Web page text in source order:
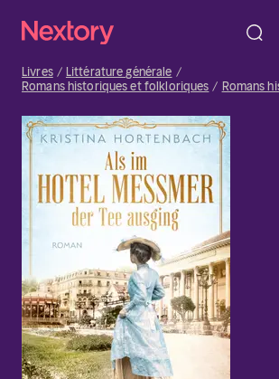
Livres
Littérature générale
Romans historiques et folkloriques
Romans